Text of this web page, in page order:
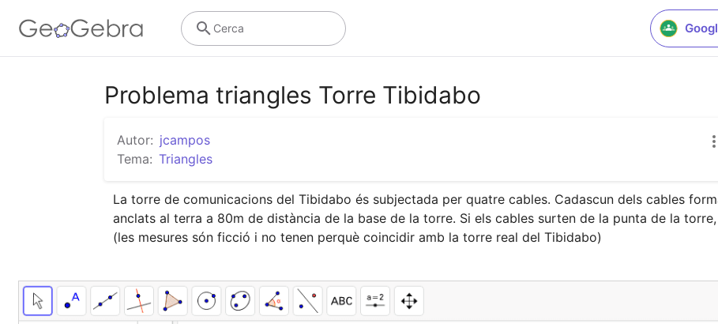
Cerca
Problema triangles Torre Tibidabo
Autor: jcampos
Tema: Triangles
La torre de comunicacions del Tibidabo és subjectada per quatre cables. Cadascun dels cables
anclats al terra a 80m de distància de la base de la torre. Si els cables surten de la punta de la
(les mesures són ficció i no tenen perquè coincidir amb la torre real del Tibidabo)